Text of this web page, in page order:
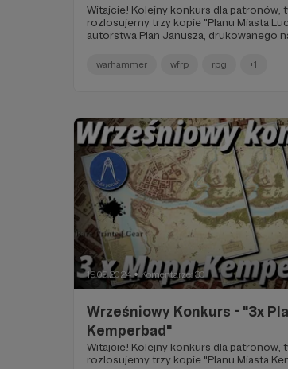
Witajcie! Kolejny konkurs dla patronów, tym razem
rozlosujemy trzy kopie "Planu Miasta
autorstwa Plan Janusza, drukowanego
warhammer wfrp rpg +1
19.09.2024 ● Komentarze: 30
Wrześniowy Konkurs - "3x
Kemperbad"
Witajcie! Kolejny konkurs dla patronów, tym razem
rozlosujemy trzy kopie "Planu Miasta